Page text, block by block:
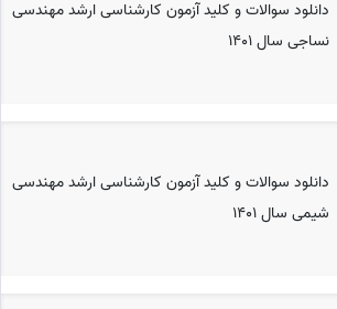
دانلود سوالات و کلید آزمون کارشناسی ارشد مهندسی
نساجی سال 1401
دانلود سوالات و کلید آزمون کارشناسی ارشد مهندسی
شیمی سال 1401